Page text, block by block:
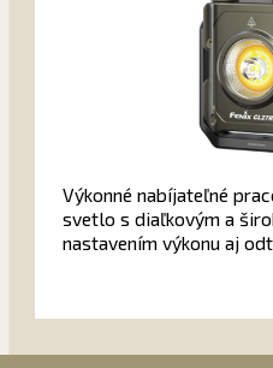
Výkonné nabíjateľné
svetlo s diaľkovým a
nastavením výkonu aj